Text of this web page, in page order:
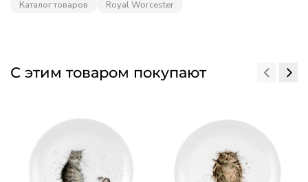
Каталог товаров
Royal Worcester
С этим товаром покупают